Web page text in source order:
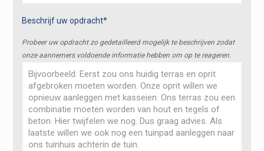
Beschrijf uw opdracht*
Probeer uw opdracht zo gedetailleerd mogelijk te beschrijven zodat
onze aannemers voldoende informatie hebben om op te reageren.